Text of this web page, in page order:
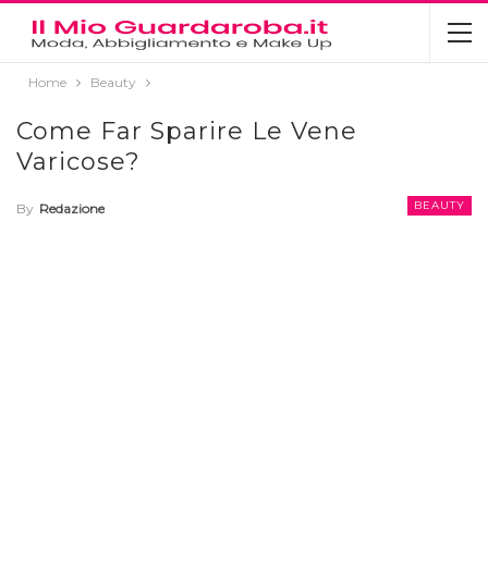
Home Beauty
Come Far Sparire Le Vene
Varicose?
BEAUTY
By Redazione